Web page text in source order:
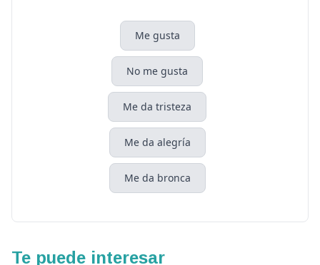
Me gusta
No me gusta
Me da tristeza
Me da alegría
Me da bronca
Te puede interesar